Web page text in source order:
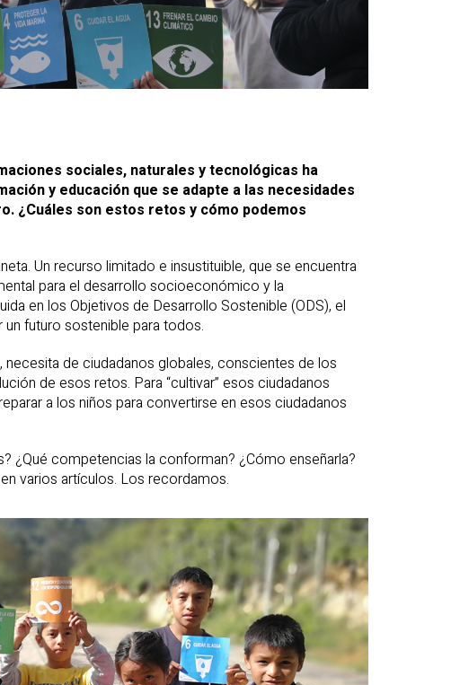
sociales, naturales y tecnológicas ha
y educación que se adapte a las necesidades
¿Cuáles son estos retos y cómo podemos
Un recurso limitado e insustituible, que se encuentra
para el desarrollo socioeconómico y la
en los Objetivos de Desarrollo Sostenible (ODS), el
un futuro sostenible para todos.
de ciudadanos globales, conscientes de los
de esos retos. Para “cultivar” esos ciudadanos
a los niños para convertirse en esos ciudadanos
¿Qué competencias la conforman? ¿Cómo enseñarla?
varios artículos. Los recordamos.